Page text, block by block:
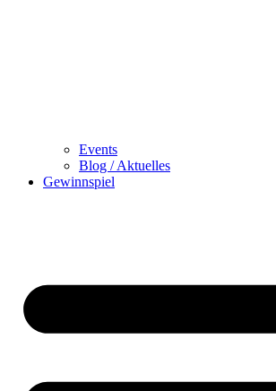
Events
Blog / Aktuelles
Gewinnspiel